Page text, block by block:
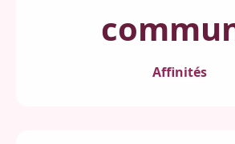
Affinités